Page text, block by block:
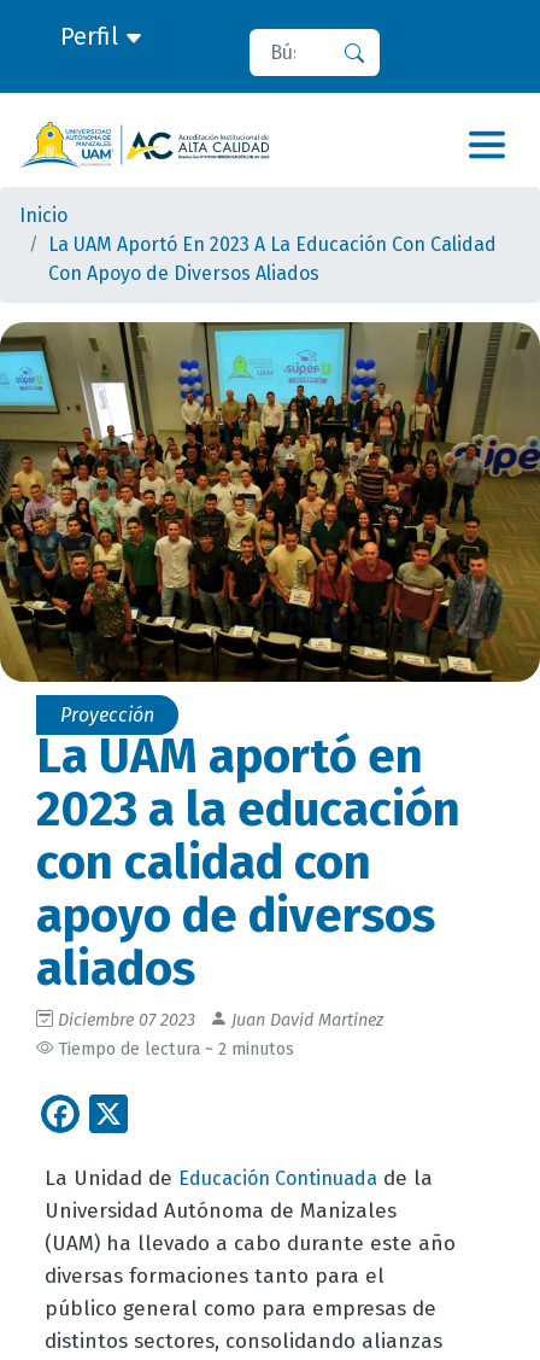
Perfil Buscar
Inicio
La UAM Aportó En 2023 A La Educación Con Calidad
Con Apoyo de Diversos Aliados
Proyección
La UAM aportó en
2023 a la educación
con calidad con
apoyo de diversos
aliados
Diciembre 07 2023
Juan David Martinez
Tiempo de lectura ~ 2 minutos
Facebook
La Unidad de Educación Continuadade la
Universidad Autónoma de Manizales
(UAM) ha llevado a cabo durante este año
diversas formaciones tanto para el
público general como para empresas de
distintos sectores, consolidando alianzas